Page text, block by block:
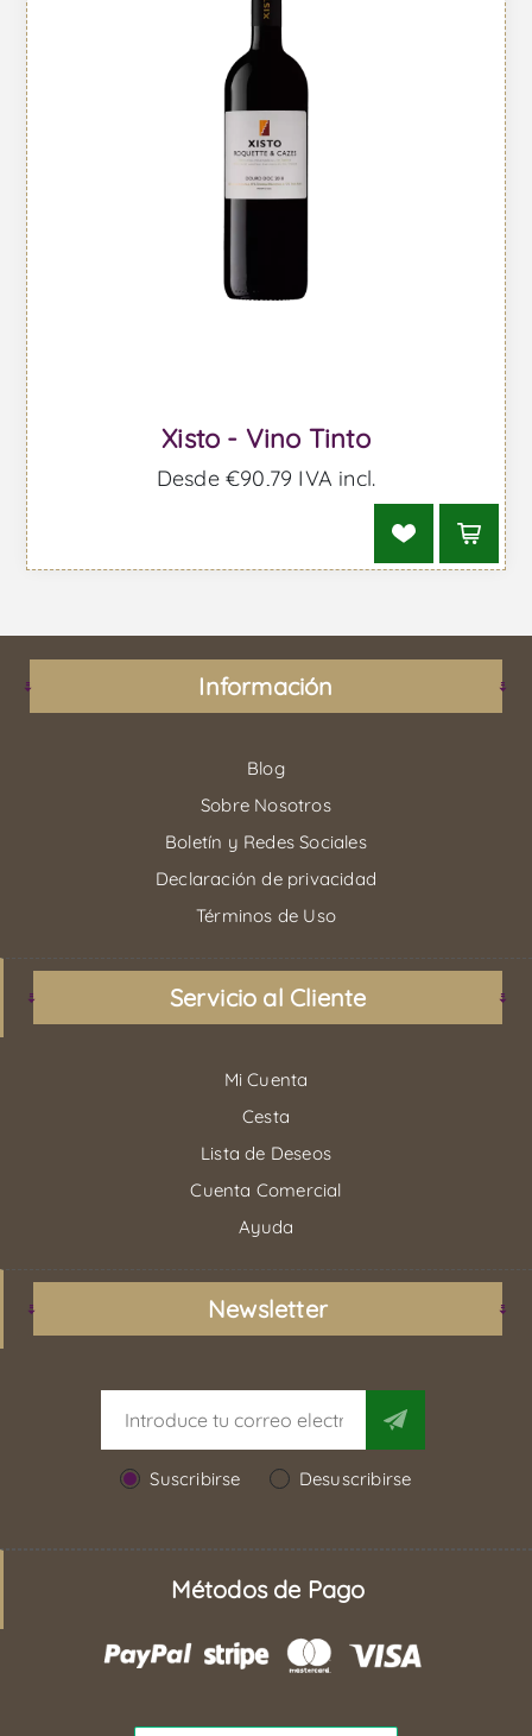
Xisto - Vino Tinto
Desde €90,79 IVA incl.
Información
Blog
Sobre Nosotros
Boletín y Redes Sociales
Declaración de privacidad
Términos de Uso
Servicio al Cliente
Mi Cuenta
Cesta
Lista de Deseos
Cuenta Comercial
Ayuda
Newsletter
Suscribirse Desuscribirse
Métodos de Pago